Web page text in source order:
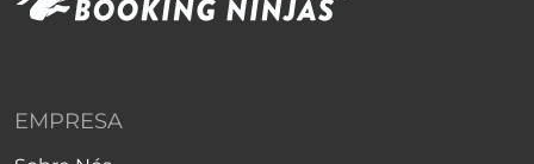
EMPRESA